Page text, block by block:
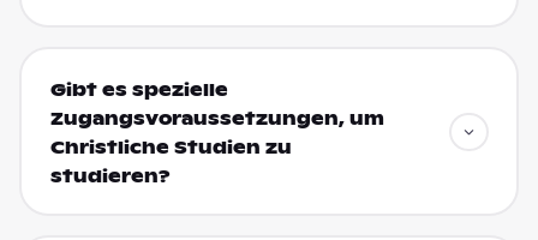
Gibt es spezielle
Zugangsvoraussetzungen, um
Christliche Studien zu
studieren?